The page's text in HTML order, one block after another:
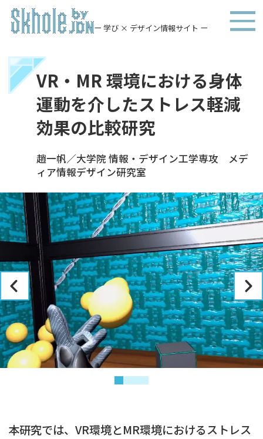
ー 学び × デザイン情報サイト ー
VR・MR 環境における身体
運動を介したストレス軽減
効果の比較研究
趙一帆／大学院 情報・デザイン工学専攻 メデ
ィア情報デザイン研究室
本研究では、VR環境とMR環境におけるストレス